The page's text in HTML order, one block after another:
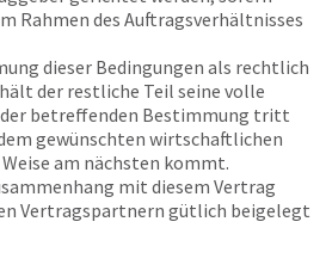
Rahmen des Auftragsverhältnisses
dieser Bedingungen als rechtlich
der restliche Teil seine volle
betreffenden Bestimmung tritt
gewünschten wirtschaftlichen
am nächsten kommt.
mit diesem Vertrag
Vertragspartnern gütlich beigelegt